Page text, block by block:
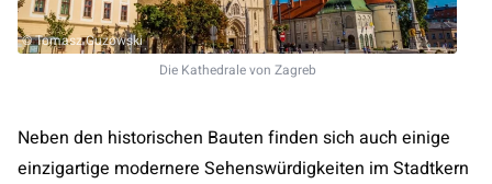
© Tomasz Guzowski
Die Kathedrale von Zagreb
Neben den historischen Bauten finden sich auch einige
einzigartige modernere Sehenswürdigkeiten im Stadtkern